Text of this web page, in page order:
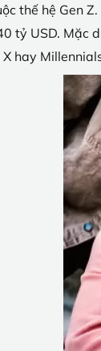
thế hệ Gen Z.
tỷ USD. Mặc
hay